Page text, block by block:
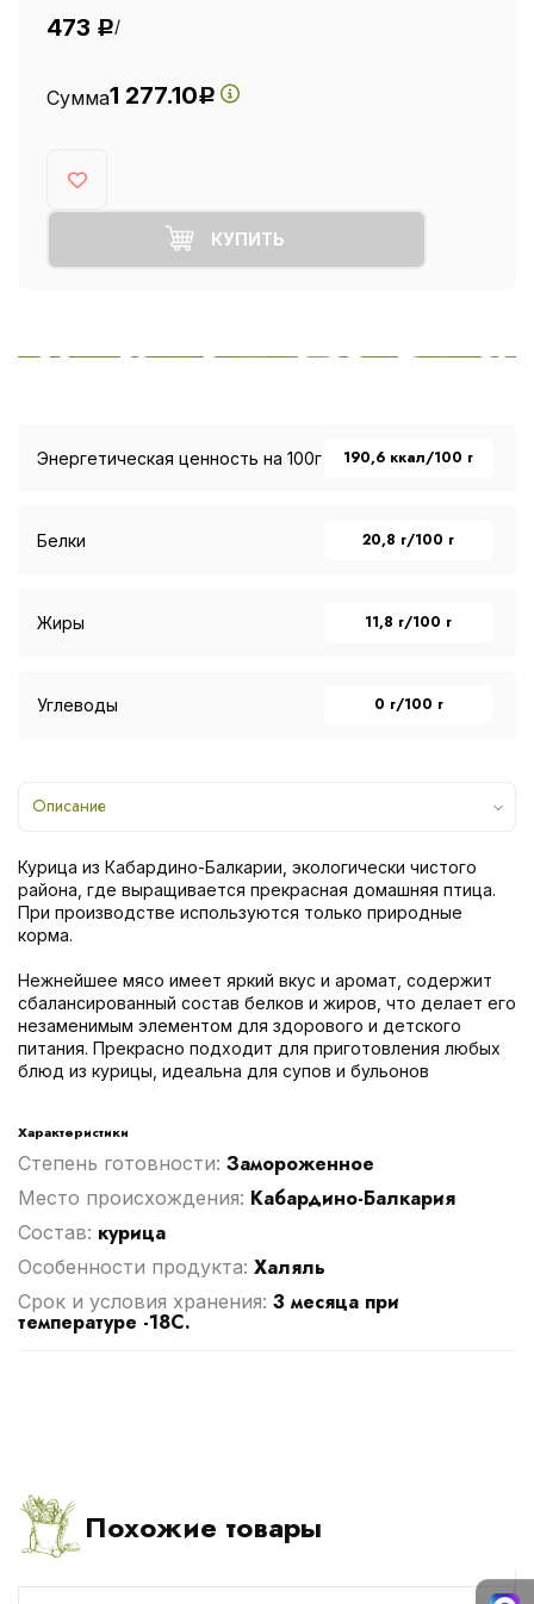
473 Р/
Сумма1 277.10Р
КУПИТЬ
Энергетическая ценность на 100г 190,6 ккал/100 г
Белки 20,8 г/100 г
Жиры 11,8 г/100 г
Углеводы 0 г/100 г
Описание
Курица из Кабардино-Балкарии, экологически чистого
района, где выращивается прекрасная домашняя птица.
При производстве используются только природные
корма.
Нежнейшее мясо имеет яркий вкус и аромат, содержит
сбалансированный состав белков и жиров, что делает его
незаменимым элементом для здорового и детского
питания. Прекрасно подходит для приготовления любых
блюд из курицы, идеальна для супов и бульонов
Характеристики
Степень готовности: Замороженное
Место происхождения: Кабардино-Балкария
Cостав: курица
Особенности продукта: Халяль
Срок и условия хранения: 3 месяца при
температуре -18С.
Похожие товары